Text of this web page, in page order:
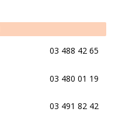
03 488 42 65
03 480 01 19
03 491 82 42